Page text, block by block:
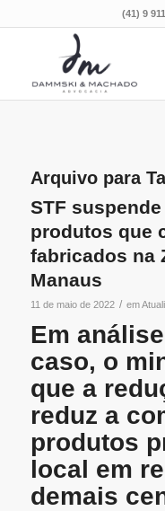
(41) 9
Arquivo para
STF
produtos que
fabricados na
Manaus
11 de maio de 2022 / em
Em
caso, o
que a
reduz a
produtos
local em
demais